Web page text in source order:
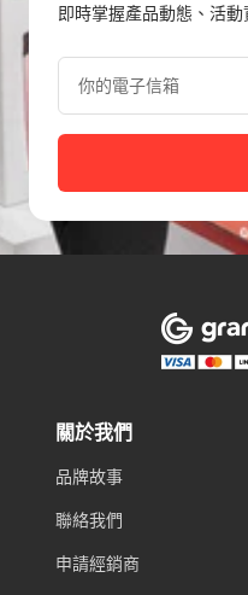
即時掌握產品動態、活
你的電子信箱
關於我們
品牌故事
聯絡我們
申請經銷商